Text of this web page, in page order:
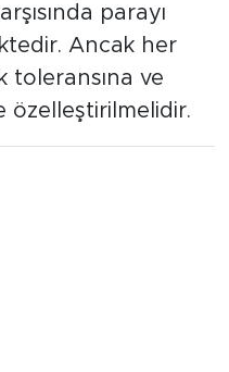
parayı
Ancak her
toleransına ve
özelleştirilmelidir.